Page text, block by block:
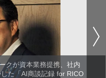
クが資本業務提携、社内
た「AI商談記録 for RICO